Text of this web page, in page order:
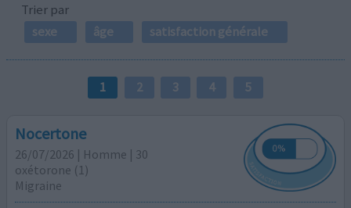
Trier par
sexe
âge satisfaction générale
1 2 3 4 5
Nocertone
26/07/2026 | Homme | 30
oxétorone (1)
Migraine